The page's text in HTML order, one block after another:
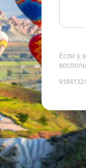
Если у